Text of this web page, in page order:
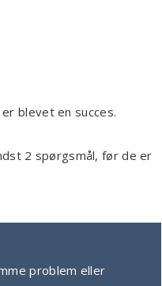
blevet en succes.
2 spørgsmål, før de er
problem eller